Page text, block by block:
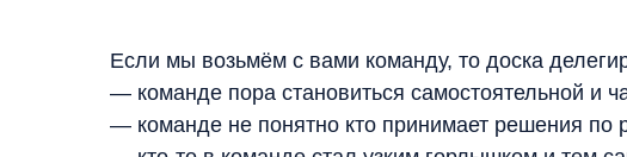
Если мы возьмём с вами команду, то доска
— команде пора становиться самостоятельной и
— команде не понятно кто принимает решения по